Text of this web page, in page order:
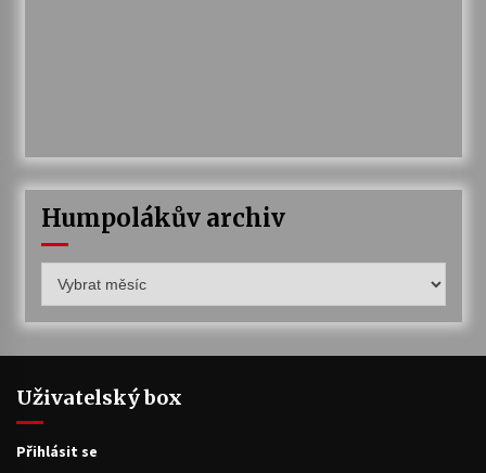
Humpolákův archiv
archiv
Uživatelský box
Přihlásit se